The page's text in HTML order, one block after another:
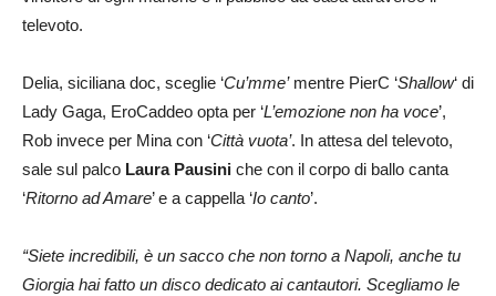
televoto.
Delia, siciliana doc, sceglie ‘Cu’mme’mentre PierC ‘Shallow‘ di
Lady Gaga, EroCaddeo opta per ‘L’emozione non ha voce’,
Rob invece per Mina con ‘Città vuota’. In attesa del televoto,
sale sul palco Laura Pausini che con il corpo di ballo canta
‘Ritorno ad Amare’ e a cappella ‘Io canto’.
“Siete incredibili, è un sacco che non torno a Napoli, anche tu
Giorgia hai fatto un disco dedicato ai cantautori. Scegliamo le